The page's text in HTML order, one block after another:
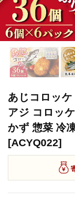
あじコロッケ
アジ コロッ
かず 惣菜 冷
[ACYQ022]